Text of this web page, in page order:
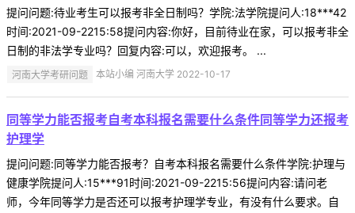
提问问题:待业考生可以报考非全日制吗？学院:法学院提问人:18***42
时间:2021-09-2215:58提问内容:你好，目前待业在家，可以报考非全
日制的非法学专业吗？回复内容:可以，欢迎报考。 ...
河南大学考研问题 本站小编 河南大学 2022-10-17
同等学力能否报考自考本科报名需要什么条件同等学力还报考
护理学
提问问题:同等学力能否报考？自考本科报名需要什么条件学院:护理与
健康学院提问人:15***91时间:2021-09-2215:56提问内容:请问老
师，今年同等学力是否还可以报考护理学专业，有没有什么要求。自